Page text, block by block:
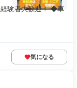
経験者大歓迎！ ◆車
気になる